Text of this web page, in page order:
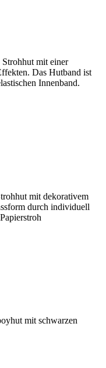
mit einer
Das Hutband ist
Innenband.
mit dekorativem
durch individuell
mit schwarzen